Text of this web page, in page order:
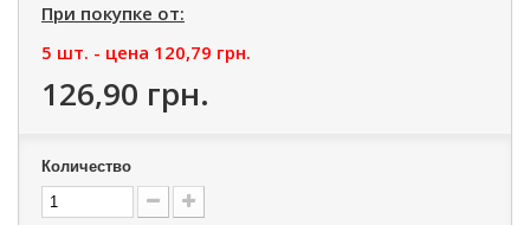
При покупке от:
5 шт. - цена 120,79 грн.
126,90 грн.
Количество